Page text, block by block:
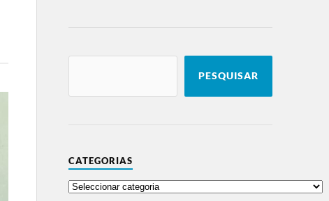
PESQUISAR
CATEGORIAS